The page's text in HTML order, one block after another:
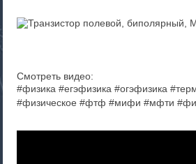
Смотреть видео:
#физика #егэфизика #огэфизика
#физическое #фтф #мифи #мфти